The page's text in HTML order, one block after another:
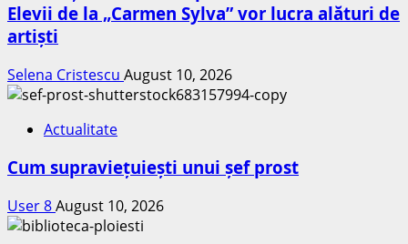
Elevii de la „Carmen Sylva” vor lucra alături de
artiști
Selena Cristescu August 10, 2026
Actualitate
Cum supraviețuiești unui șef prost
User 8August 10, 2026